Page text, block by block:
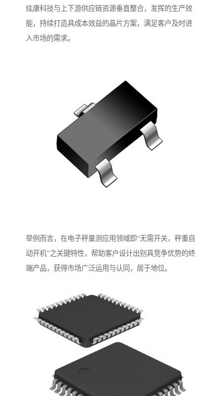
纮康科技与上下游供应链资源垂直整合，发挥的生产效
能，持续打造具成本效益的晶片方案，满足客户及时进
入市场的需求。
举例而言，在电子秤量测应用领域即“无需开关，秤重自
动开机”之关键特性，帮助客户设计出别具竞争优势的终
端产品，获得市场广泛运用与认同，居于地位。